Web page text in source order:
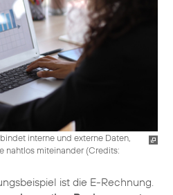
interne und externe Daten,
nahtlos miteinander (Credits:
ist die E-Rechnung.